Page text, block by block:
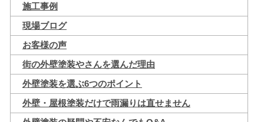
施工事例
現場ブログ
お客様の声
街の外壁塗装やさんを選んだ理由
外壁塗装を選ぶ6つのポイント
外壁・屋根塗装だけで雨漏りは直せません